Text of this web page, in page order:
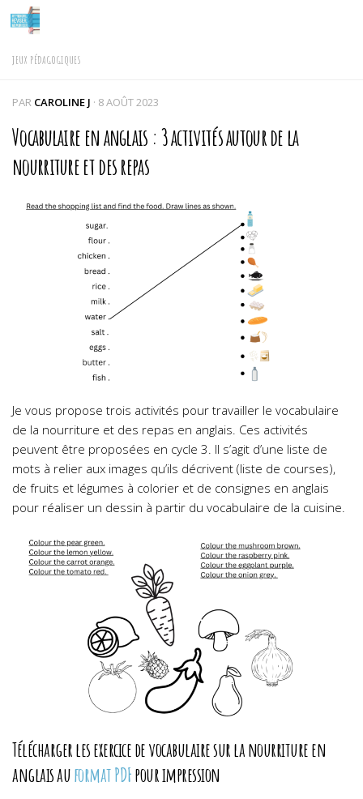
Skip to content
JEUX PÉDAGOGIQUES
PAR CAROLINE J · 8 AOÛT 2023
Vocabulaire en anglais : 3 activités autour de la
nourriture et des repas
Je vous propose trois activités pour travailler le vocabulaire
de la nourriture et des repas en anglais. Ces activités
peuvent être proposées en cycle 3. Il s’agit d’une liste de
mots à relier aux images qu’ils décrivent (liste de courses),
de fruits et légumes à colorier et de consignes en anglais
pour réaliser un dessin à partir du vocabulaire de la cuisine.
Télécharger les exercice de vocabulaire sur la nourriture en
anglais auformat PDFpour impression